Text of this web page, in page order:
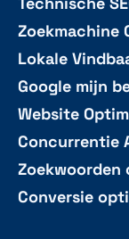
Zoekmachine
Lokale
Google mijn
Website
Concurrentie
Zoekwoorden
Conversie